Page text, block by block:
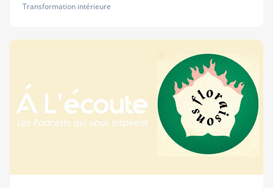
Transformation intérieure